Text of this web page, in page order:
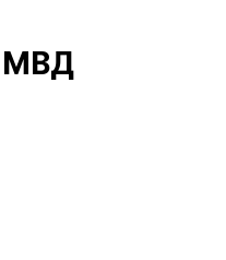
МВД